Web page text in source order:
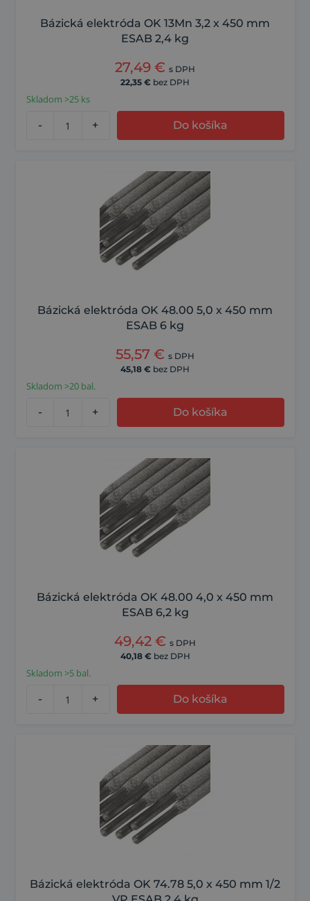
Bázická elektróda OK 13Mn 3,2 x 450 mm
ESAB 2,4 kg
27,49 € s DPH
22,35 € bez DPH
Skladom >25 ks
- + Do košíka
Bázická elektróda OK 48.00 5,0 x 450 mm
ESAB 6 kg
55,57 € s DPH
45,18 € bez DPH
Skladom >20 bal.
- + Do košíka
Bázická elektróda OK 48.00 4,0 x 450 mm
ESAB 6,2 kg
49,42 € s DPH
40,18 € bez DPH
Skladom >5 bal.
- + Do košíka
Bázická elektróda OK 74.78 5,0 x 450 mm 1/2